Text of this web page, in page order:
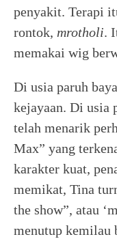
penyakit. Terapi
rontok, mrotholi.
memakai wig
Di usia paruh
kejayaan. Di usia
telah menarik
Max” yang
karakter kuat,
memikat, Tina
the show”, atau
menutup kemilau